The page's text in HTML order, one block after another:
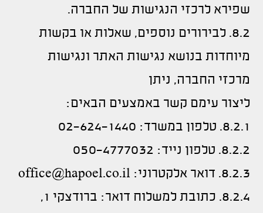
שפירא לרכזי הנגישות של החברה.
8.2. לבירורים נוספים, שאלות או בקשות
מיוחדות בנושא נגישות האתר ונגישות
מרכזי החברה, ניתן
ליצור עימם קשר באמצעים הבאים:
8.2.1. טלפון במשרד: 02-624-1440
8.2.2. טלפון נייד: 050-4777032
8.2.3. דואר אלקטרוני:
office@hapoel.co.il
8.2.4. כתובת למשלוח דואר: ברודצקי 1,